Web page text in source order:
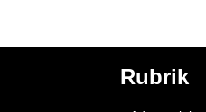
Rubrik